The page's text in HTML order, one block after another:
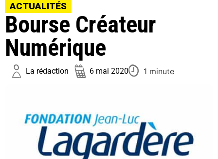
ACTUALITÉS
Bourse Créateur
Numérique
La rédaction 6 mai 2020 1 minute